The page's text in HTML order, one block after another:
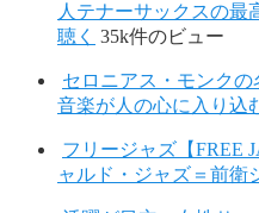
人テナーサックスの最
聴く 35k件のビュー
セロニアス・モンク
音楽が人の心に入り込
フリージャズ【FREE
ャルド・ジャズ＝前衛